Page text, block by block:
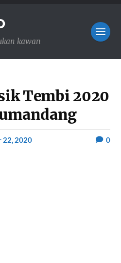
kawan
Tembi 2020
22, 2020 0